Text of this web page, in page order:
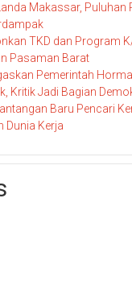
Makassar, Puluhan
TKD dan Program
Pasaman Barat
Pemerintah
Kritik Jadi Bagian
Baru Pencari
Dunia Kerja